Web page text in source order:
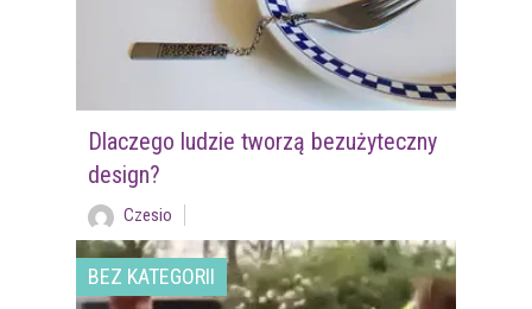
Dlaczego ludzie tworzą bezużyteczny
design?
Czesio
BEZ KATEGORII